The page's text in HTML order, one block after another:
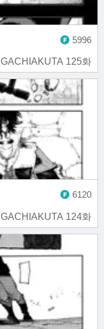
GACHIAKUTA 125화
5996
GACHIAKUTA 124화
6120